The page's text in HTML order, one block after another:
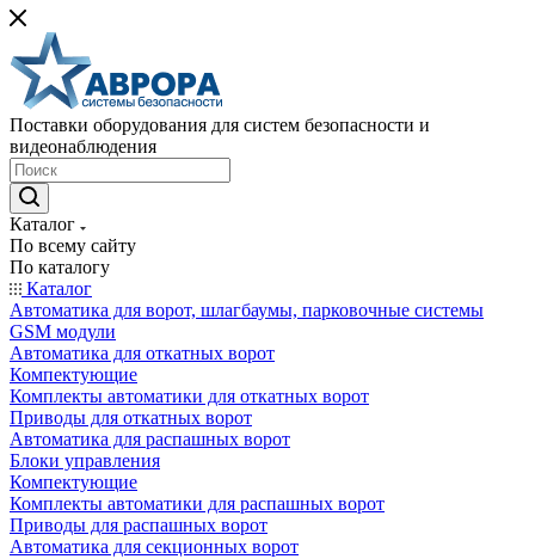
Поставки оборудования для систем безопасности и
видеонаблюдения
Каталог
По всему сайту
По каталогу
Каталог
Автоматика для ворот, шлагбаумы, парковочные системы
GSM модули
Автоматика для откатных ворот
Компектующие
Комплекты автоматики для откатных ворот
Приводы для откатных ворот
Автоматика для распашных ворот
Блоки управления
Компектующие
Комплекты автоматики для распашных ворот
Приводы для распашных ворот
Автоматика для секционных ворот